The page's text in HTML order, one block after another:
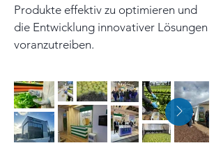
Produkte effektiv zu optimieren und
die Entwicklung innovativer Lösungen
voranzutreiben.